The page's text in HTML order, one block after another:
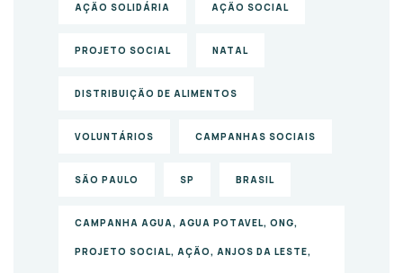
AÇÃO SOLIDÁRIA AÇÃO SOCIAL
PROJETO SOCIAL NATAL
DISTRIBUIÇÃO DE ALIMENTOS
VOLUNTÁRIOS CAMPANHAS SOCIAIS
SÃO PAULO SP BRASIL
CAMPANHA AGUA, AGUA POTAVEL, ONG,
PROJETO SOCIAL, AÇÃO, ANJOS DA LESTE,